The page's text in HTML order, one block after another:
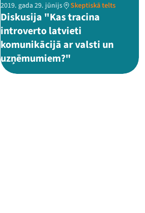
2019. gada 29. jūnijs Skeptiskā telts
Diskusija "Kas tracina
introverto latvieti
komunikācijā ar valsti un
uzņēmumiem?"